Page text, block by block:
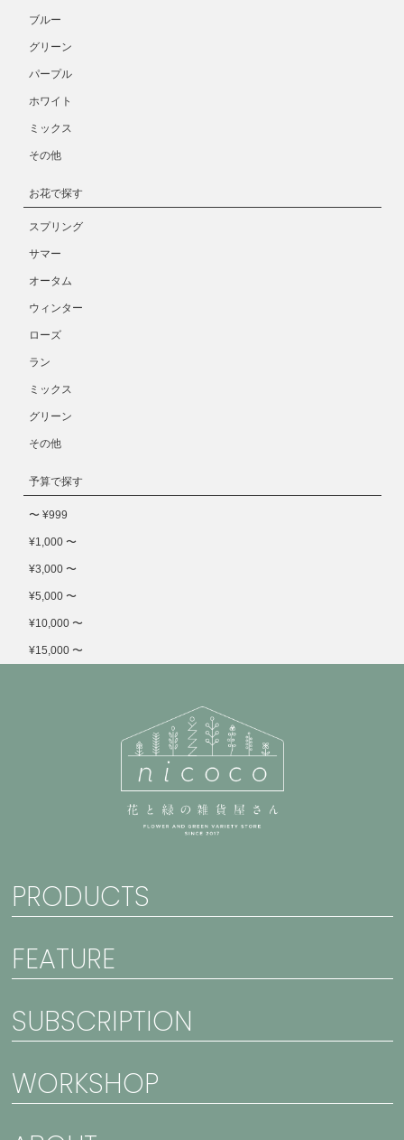
ブルー
グリーン
パープル
ホワイト
ミックス
その他
お花で探す
スプリング
サマー
オータム
ウィンター
ローズ
ラン
ミックス
グリーン
その他
予算で探す
〜 ¥999
¥1,000 〜
¥3,000 〜
¥5,000 〜
¥10,000 〜
¥15,000 〜
PRODUCTS
FEATURE
SUBSCRIPTION
WORKSHOP